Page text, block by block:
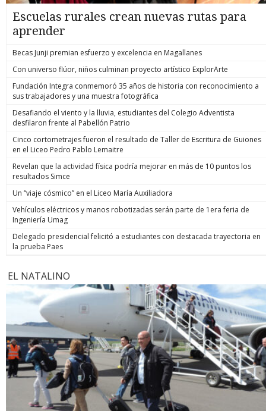
Escuelas rurales crean nuevas rutas para
aprender
Becas Junji premian esfuerzo y excelencia en Magallanes
Con universo flúor, niños culminan proyecto artístico ExplorArte
Fundación Integra conmemoró 35 años de historia con reconocimiento a
sus trabajadores y una muestra fotográfica
Desafiando el viento y la lluvia, estudiantes del Colegio Adventista
desfilaron frente al Pabellón Patrio
Cinco cortometrajes fueron el resultado de Taller de Escritura de Guiones
en el Liceo Pedro Pablo Lemaitre
Revelan que la actividad física podría mejorar en más de 10 puntos los
resultados Simce
Un “viaje cósmico” en el Liceo María Auxiliadora
Vehículos eléctricos y manos robotizadas serán parte de 1era feria de
Ingeniería Umag
Delegado presidencial felicitó a estudiantes con destacada trayectoria en
la prueba Paes
EL NATALINO